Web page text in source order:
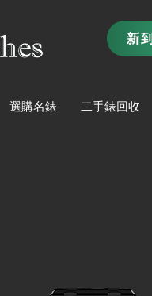
新
選購名錶 二手錶回收